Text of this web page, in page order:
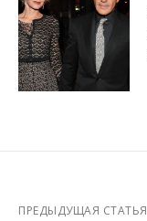
ПРЕДЫДУЩАЯ СТАТЬЯ